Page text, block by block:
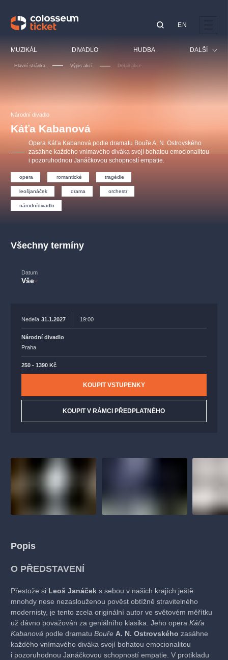
MUZIKÁL DIVADLO HUDBA DALŠÍ
Sport
EN
Hlavní stránka Výpis akcí Detail akce
Národní divadlo
Káťa Kabanová
Opera Káťa Kabanová podle dramatu Bouře A. N. Ostrovského
zasáhne každého vnímavého diváka svojí bohatou emocionalitou
i pozoruhodnou Janáčkovou schopností empatie.
opera romantické tragédie
leošjanáček drama orchestr
národnídivadlo
Všechny termíny
Datum
Vše
Nedeľa 31.1.2027 19:00
Národní divadlo
Praha
250 - 1390 Kč
KOUPIT VSTUPENKY
KOUPIT V RÁMCI PŘEDPLATNÉHO
Popis
O PŘEDSTAVENÍ
Přestože si Leoš Janáček s sebou v našich krajích ještě
mnohdy nese nezaslouženou pověst obtížně stravitelného
modernisty, je tento zcela originální autor ve světovém měřítku
už dávno považován za geniálního klasika. Jeho opera Káťa
Kabanová podle dramatu Bouře A. N. Ostrovského zasáhne
každého vnímavého diváka svojí bohatou emocionalitou
i pozoruhodnou Janáčkovou schopností empatie. V protikladu
OBYČEJNÁ HOLKA
Agentura 44, s.r.o.
s.r.o.
Ostatní hledají
muzikálypraha
filmováhudba státníopera